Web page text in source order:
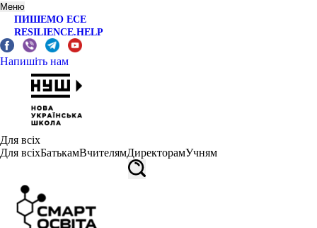
Меню
ПИШЕМО ЕСЕ
RESILIENCE.HELP
Напишіть нам
Для всіх
Для всіхБатькамВчителямДиректорамУчням